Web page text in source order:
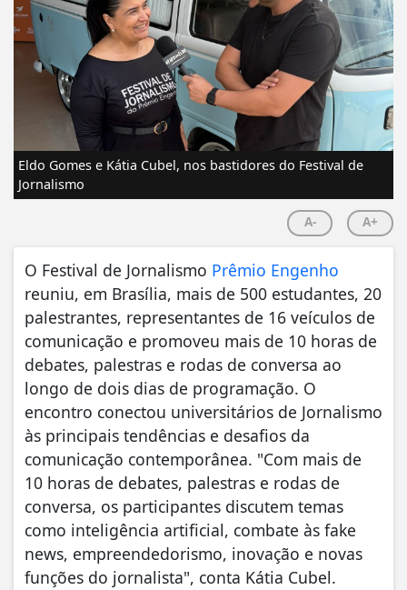
Eldo Gomes e Kátia Cubel, nos bastidores do Festival de
Jornalismo
A- A+
O Festival de Jornalismo Prêmio Engenho
reuniu, em Brasília, mais de 500 estudantes, 20
palestrantes, representantes de 16 veículos de
comunicação e promoveu mais de 10 horas de
debates, palestras e rodas de conversa ao
longo de dois dias de programação. O
encontro conectou universitários de Jornalismo
às principais tendências e desafios da
comunicação contemporânea. "Com mais de
10 horas de debates, palestras e rodas de
conversa, os participantes discutem temas
como inteligência artificial, combate às fake
news, empreendedorismo, inovação e novas
funções do jornalista", conta Kátia Cubel.